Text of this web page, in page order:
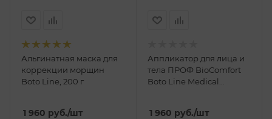
Альгинатная маска для
коррекции морщин
Boto Line, 200 г
1 960 руб./шт
Аппликатор для лица и
тела ПРОФ BioComfort
Boto Line Medical
1 960 руб./шт